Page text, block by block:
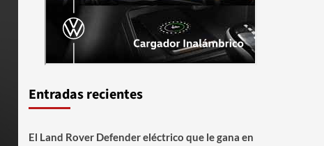
Entradas recientes
El Land Rover Defender eléctrico que le gana en